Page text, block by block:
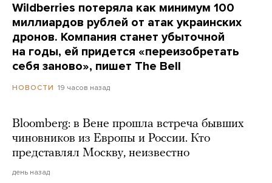
Wildberries потеряла как минимум 100
миллиардов рублей от атак украинских
дронов. Компания станет убыточной
на годы, ей придется «переизобретать
себя заново», пишет The Bell
НОВОСТИ 19 часов назад
Bloomberg: в Вене прошла встреча бывших
чиновников из Европы и России. Кто
представлял Москву, неизвестно
день назад